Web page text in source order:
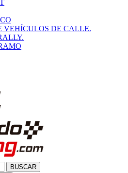
VEHÍCULOS DE CALLE.
BUSCAR